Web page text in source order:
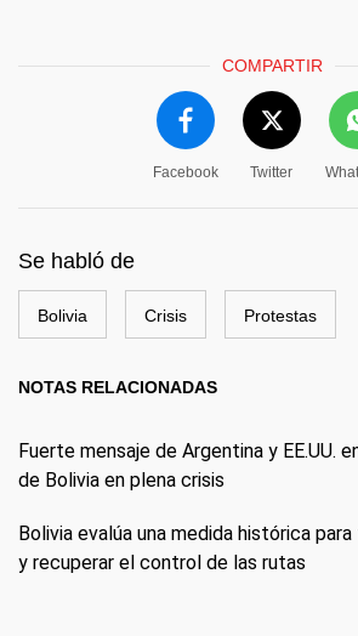
COMPARTIR
Facebook Twitter
Se habló de
Bolivia Crisis Protestas
NOTAS RELACIONADAS
Fuerte mensaje de Argentina y EE.UU.
de Bolivia en plena crisis
Bolivia evalúa una medida histórica
y recuperar el control de las rutas